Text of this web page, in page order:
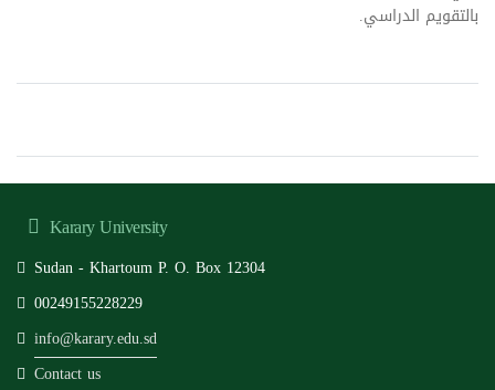
بالتقويم الدراسي.
Karary University
Sudan - Khartoum P. O. Box 12304
00249155228229
info@karary.edu.sd
Contact us